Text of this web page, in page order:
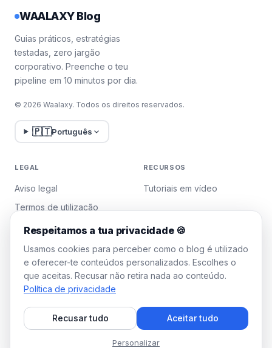
WAALAXY Blog
Guias práticos, estratégias
testadas, zero jargão
corporativo. Preenche o teu
pipeline em 10 minutos por dia.
© 2026 Waalaxy. Todos os direitos reservados.
🇵🇹Português
LEGAL
Aviso legal
Termos de utilização
Política de privacidade
Gerir cookies
RECURSOS
Tutoriais em vídeo
WAALAXY
Plano Team
Respeitamos a tua privacidade 🍪
Usamos cookies para perceber como o blog é utilizado
e oferecer-te conteúdos personalizados. Escolhes o
que aceitas. Recusar não retira nada ao conteúdo.
Política de privacidade
Recusar tudo Aceitar tudo
Personalizar